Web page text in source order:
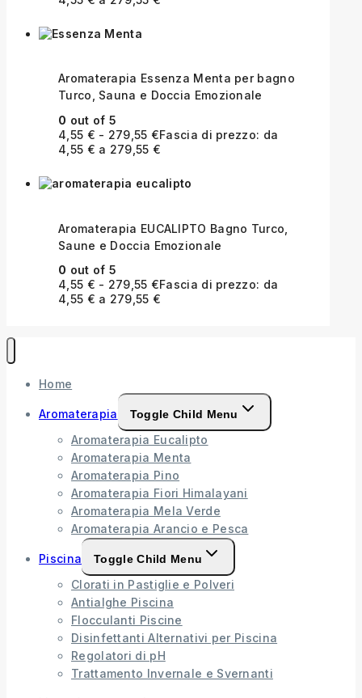
Aromaterapia Essenza Menta per bagno
Turco, Sauna e Doccia Emozionale
0 out of 5
4,55 € - 279,55 €Fascia di prezzo: da
4,55 € a 279,55 €
Aromaterapia EUCALIPTO Bagno Turco,
Saune e Doccia Emozionale
0 out of 5
4,55 € - 279,55 €Fascia di prezzo: da
4,55 € a 279,55 €
Home
Aromaterapia Toggle Child Menu
Aromaterapia Eucalipto
Aromaterapia Menta
Aromaterapia Pino
Aromaterapia Fiori Himalayani
Aromaterapia Mela Verde
Aromaterapia Arancio e Pesca
Piscina Toggle Child Menu
Clorati in Pastiglie e Polveri
Antialghe Piscina
Flocculanti Piscine
Disinfettanti Alternativi per Piscina
Regolatori di pH
Trattamento Invernale e Svernanti